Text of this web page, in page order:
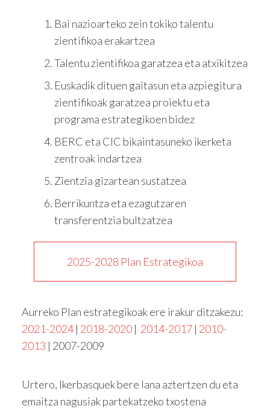
​Bai nazioarteko zein tokiko talentu
zientifikoa erakartzea
Talentu zientifikoa garatzea eta atxikitzea
Euskadik dituen gaitasun eta azpiegitura
zientifikoak garatzea proiektu eta
programa estrategikoen bidez
BERC eta CIC bikaintasuneko ikerketa
zentroak indartzea
Zientzia gizartean sustatzea
Berrikuntza eta ezagutzaren
transferentzia bultzatzea
2025-2028 Plan Estrategikoa
Aurreko Plan estrategikoak ere irakur ditzakezu:
2021-2024| 2018-2020 | 2014-2017 | 2010-
2013 | 2007-2009
Urtero, Ikerbasquek bere lana aztertzen du eta
emaitza nagusiak partekatzeko txostena